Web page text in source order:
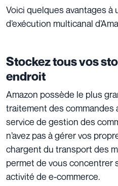
Voici quelques avantages à
d’exécution multicanal
Stockez tous vos
endroit
Amazon possède le plus
traitement des commandes
service de gestion des
n’avez pas à gérer vos
chargent du transport des
permet de vous concentrer
activité de e-commerce.